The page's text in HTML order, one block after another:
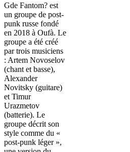
Gde Fantom? est
un groupe de post-
punk russe fondé
en 2018 à Oufà. Le
groupe a été créé
par trois musiciens
: Artem Novoselov
(chant et basse),
Alexander
Novitsky (guitare)
et Timur
Urazmetov
(batterie). Le
groupe décrit son
style comme du «
post-punk léger »,